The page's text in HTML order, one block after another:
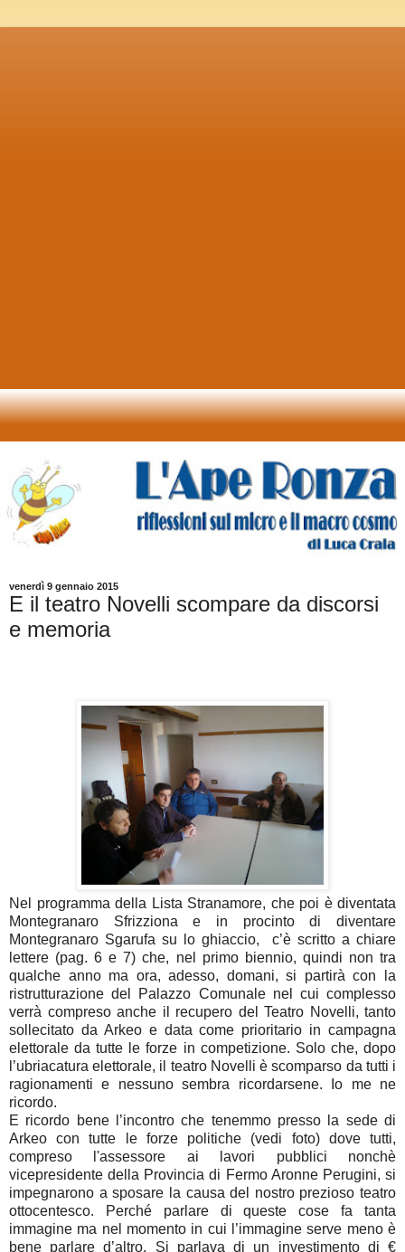
venerdì 9 gennaio 2015
E il teatro Novelli scompare da discorsi
e memoria
Nel programma della Lista Stranamore, che poi è diventata
Montegranaro Sfrizziona e in procinto di diventare
Montegranaro Sgarufa su lo ghiaccio,
c’è scritto a chiare
lettere (pag. 6 e 7) che, nel primo biennio, quindi non tra
qualche anno ma ora, adesso, domani, si partirà con la
ristrutturazione del Palazzo Comunale nel cui complesso
verrà compreso anche il recupero del Teatro Novelli, tanto
sollecitato da Arkeo e data come prioritario in campagna
elettorale da tutte le forze in competizione. Solo che, dopo
l’ubriacatura elettorale, il teatro Novelli è scomparso da tutti i
ragionamenti e nessuno sembra ricordarsene. Io me ne
ricordo.
E ricordo bene l’incontro che tenemmo presso la sede di
Arkeo con tutte le forze politiche (vedi foto) dove tutti,
compreso l'assessore ai lavori pubblici nonchè
vicepresidente della Provincia di Fermo Aronne Perugini, si
impegnarono a sposare la causa del nostro prezioso teatro
ottocentesco. Perché parlare di queste cose fa tanta
immagine ma nel momento in cui l’immagine serve meno è
bene parlare d’altro. Si parlava di un investimento di €